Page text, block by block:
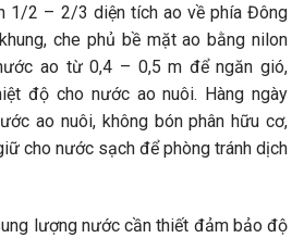
1/2 – 2/3 diện tích ao về phía Đông
che phủ bề mặt ao bằng nilon
ao từ 0,4 – 0,5 m để ngăn gió,
độ cho nước ao nuôi. Hàng ngày
ao nuôi, không bón phân hữu cơ,
cho nước sạch để phòng tránh dịch
lượng nước cần thiết đảm bảo độ